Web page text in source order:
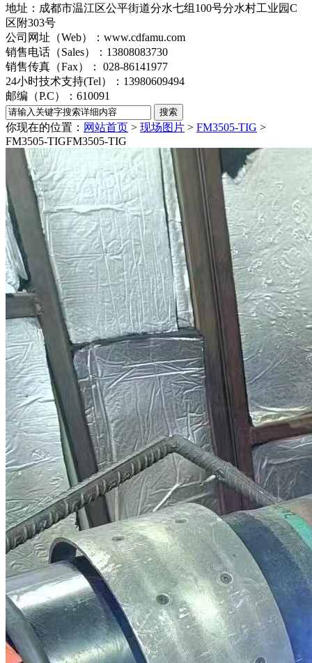
地址：成都市温江区公平街道分水七组100号分水村工业园C
区附303号
公司网址（Web）：www.cdfamu.com
销售电话（Sales）：13808083730
销售传真（Fax）： 028-86141977
24小时技术支持(Tel）：13980609494
邮编（P.C）：610091
你现在的位置： 网站首页 > 现场图片 > FM3505-TIG >
FM3505-TIGFM3505-TIG